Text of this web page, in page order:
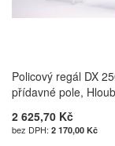
Policový regál DX
přídavné pole,
2 625,70 Kč
2 170,00 Kč